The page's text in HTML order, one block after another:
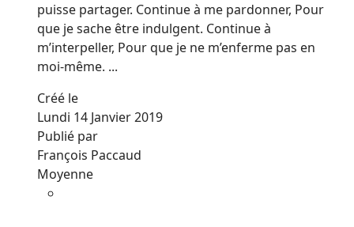
puisse partager. Continue à me pardonner, Pour
que je sache être indulgent. Continue à
m’interpeller, Pour que je ne m’enferme pas en
moi-même. ...
Créé le
Lundi 14 Janvier 2019
Publié par
François Paccaud
Moyenne